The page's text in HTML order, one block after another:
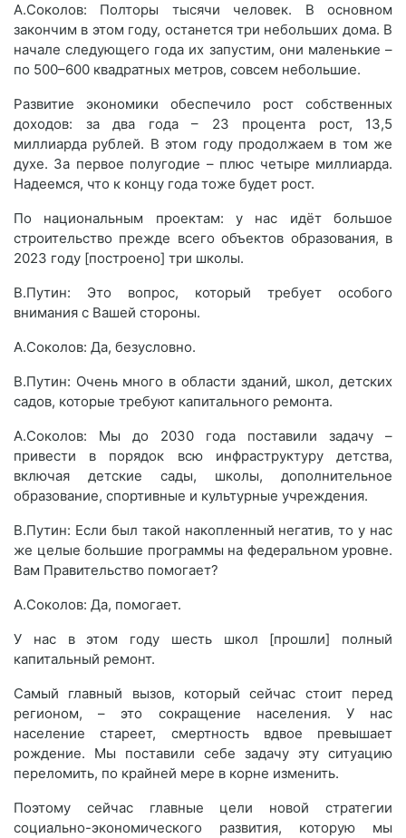
А.Соколов: Полторы тысячи человек. В основном
закончим в этом году, останется три небольших дома. В
начале следующего года их запустим, они маленькие –
по 500–600 квадратных метров, совсем небольшие.
Развитие экономики обеспечило рост собственных
доходов: за два года – 23 процента рост, 13,5
миллиарда рублей. В этом году продолжаем в том же
духе. За первое полугодие – плюс четыре миллиарда.
Надеемся, что к концу года тоже будет рост.
По национальным проектам: у нас идёт большое
строительство прежде всего объектов образования, в
2023 году [построено] три школы.
В.Путин: Это вопрос, который требует особого
внимания с Вашей стороны.
А.Соколов: Да, безусловно.
В.Путин: Очень много в области зданий, школ, детских
садов, которые требуют капитального ремонта.
А.Соколов: Мы до 2030 года поставили задачу –
привести в порядок всю инфраструктуру детства,
включая детские сады, школы, дополнительное
образование, спортивные и культурные учреждения.
В.Путин: Если был такой накопленный негатив, то у нас
же целые большие программы на федеральном уровне.
Вам Правительство помогает?
А.Соколов: Да, помогает.
У нас в этом году шесть школ [прошли] полный
капитальный ремонт.
Самый главный вызов, который сейчас стоит перед
регионом, – это сокращение населения. У нас
население стареет, смертность вдвое превышает
рождение. Мы поставили себе задачу эту ситуацию
переломить, по крайней мере в корне изменить.
Поэтому сейчас главные цели новой стратегии
социально-экономического развития, которую мы